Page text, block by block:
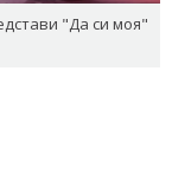
"Да си моя"